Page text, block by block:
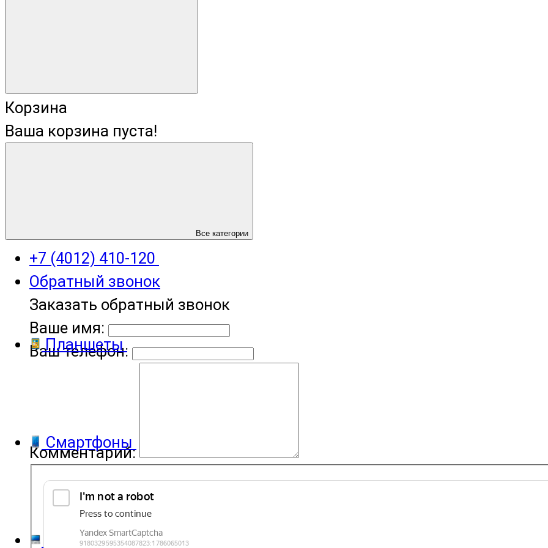
+7 (4012) 410-120
Обратный звонок
Заказать обратный звонок
Ваше имя:
Ваш телефон:
Комментарий:
Корзина
Ваша корзина пуста!
Все категории
Планшеты
Смартфоны
Компьютеры и ноутбуки